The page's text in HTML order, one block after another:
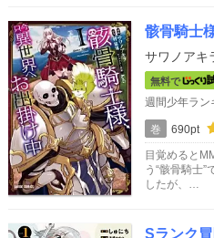
骸骨騎士
サワノアキ
無料で
週間少年ラン
巻 690pt
目覚めると
う“骸骨騎士
したが、…
Sランク